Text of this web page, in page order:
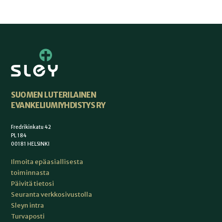
SUOMEN LUTERILAINEN
EVANKELIUMIYHDISTYS RY
Fredrikinkatu 42
PL 184
00181 HELSINKI
Ilmoita epäasiallisesta
toiminnasta
Päivitä tietosi
Seuranta verkkosivustolla
Sleyn intra
Turvaposti